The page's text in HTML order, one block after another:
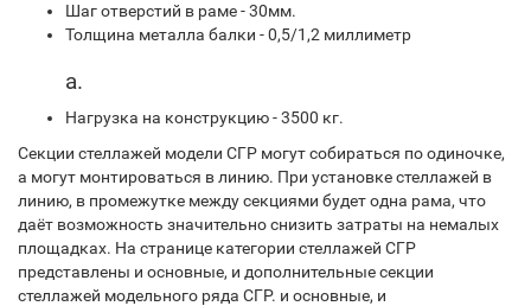
Шаг отверстий в раме - 30мм.
Толщина металла балки - 0,5/1,2 миллиметр
а.
Нагрузка на конструкцию - 3500 кг.
Секции стеллажей модели СГР могут собираться по одиночке,
а могут монтироваться в линию. При установке стеллажей в
линию, в промежутке между секциями будет одна рама, что
даёт возможность значительно снизить затраты на немалых
площадках. На странице категории стеллажей СГР
представлены и основные, и дополнительные секции
стеллажей модельного ряда СГР. и основные, и